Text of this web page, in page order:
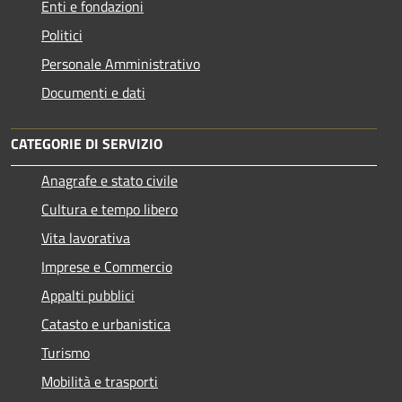
Enti e fondazioni
Politici
Personale Amministrativo
Documenti e dati
CATEGORIE DI SERVIZIO
Anagrafe e stato civile
Cultura e tempo libero
Vita lavorativa
Imprese e Commercio
Appalti pubblici
Catasto e urbanistica
Turismo
Mobilità e trasporti